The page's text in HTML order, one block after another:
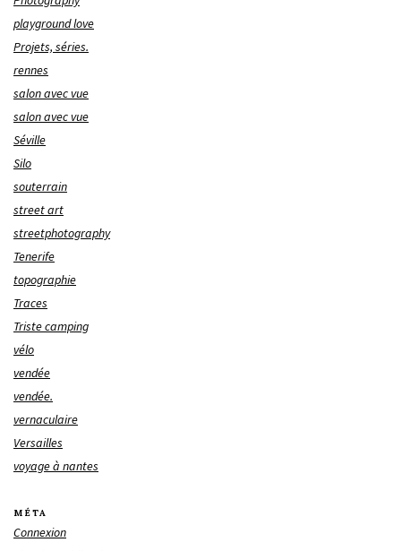
playground love
Projets, séries.
rennes
salon avec vue
salon avec vue
Séville
Silo
souterrain
street art
streetphotography
Tenerife
topographie
Traces
Triste camping
vélo
vendée
vendée.
vernaculaire
Versailles
voyage à nantes
MÉTA
Connexion